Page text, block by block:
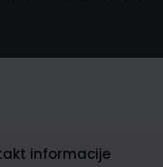
informacije